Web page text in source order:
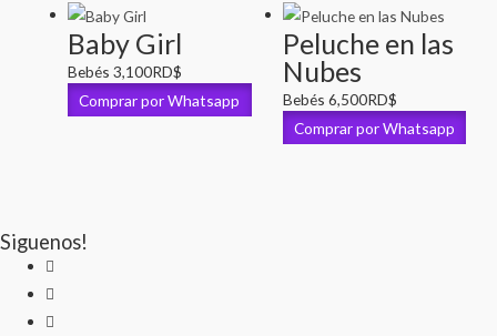
Baby Girl
Bebés3,100RD$
Comprar por Whatsapp
Peluche en las
Nubes
Bebés 6,500RD$
Comprar por Whatsapp
Siguenos!